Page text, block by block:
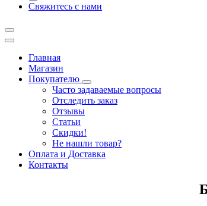
Свяжитесь с нами
Главная
Магазин
Покупателю
Часто задаваемые вопросы
Отследить заказ
Отзывы
Статьи
Скидки!
Не нашли товар?
Оплата и Доставка
Контакты